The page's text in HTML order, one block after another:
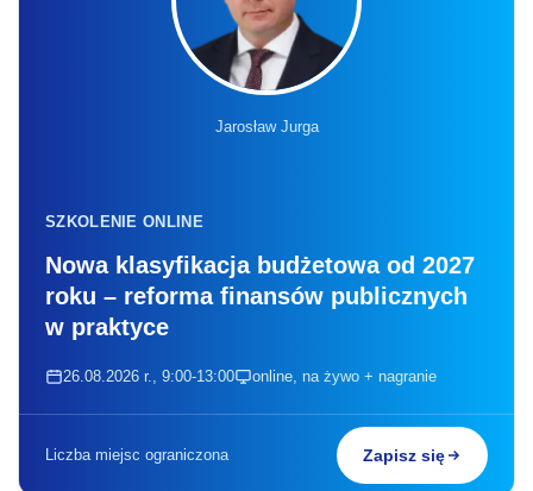
Jarosław Jurga
SZKOLENIE ONLINE
Nowa klasyfikacja budżetowa od 2027
roku – reforma finansów publicznych
w praktyce
26.08.2026 r., 9:00-13:00 online, na żywo + nagranie
Liczba miejsc ograniczona Zapisz się